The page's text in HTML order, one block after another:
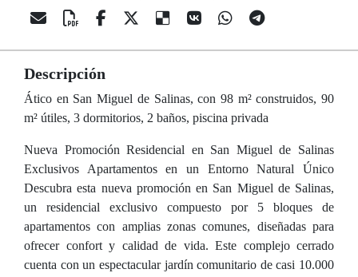
Descripción
Ático en San Miguel de Salinas, con 98 m² construidos, 90
m² útiles, 3 dormitorios, 2 baños, piscina privada
Nueva Promoción Residencial en San Miguel de Salinas
Exclusivos Apartamentos en un Entorno Natural Único
Descubra esta nueva promoción en San Miguel de Salinas,
un residencial exclusivo compuesto por 5 bloques de
apartamentos con amplias zonas comunes, diseñadas para
ofrecer confort y calidad de vida. Este complejo cerrado
cuenta con un espectacular jardín comunitario de casi 10.000